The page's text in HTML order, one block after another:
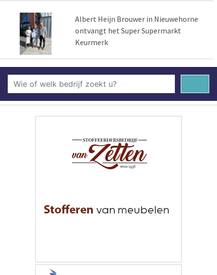
Albert Heijn Brouwer in Nieuwehorne
ontvangt het Super Supermarkt
Keurmerk